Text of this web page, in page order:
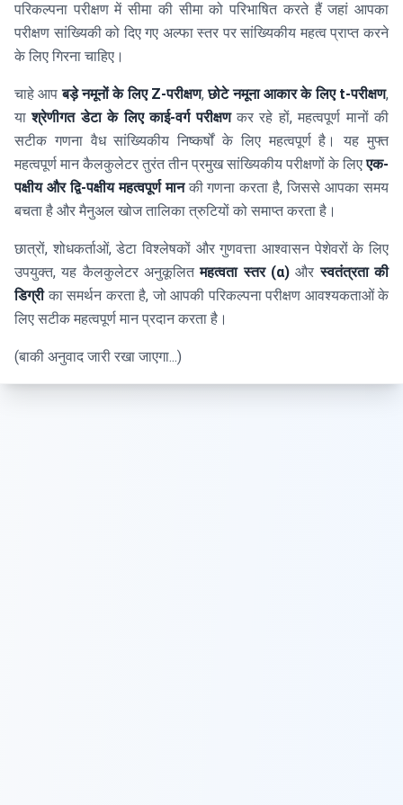
परिकल्पना परीक्षण में सीमा की सीमा को परिभाषित करते हैं जहां आपका
परीक्षण सांख्यिकी को दिए गए अल्फा स्तर पर सांख्यिकीय महत्व प्राप्त करने
के लिए गिरना चाहिए।
चाहे आपबड़े नमूनों के लिए Z-परीक्षण,छोटे नमूना आकार के लिए t-परीक्षण,
याश्रेणीगत डेटा के लिए काई-वर्ग परीक्षणकर रहे हों, महत्वपूर्ण मानों की
सटीक गणना वैध सांख्यिकीय निष्कर्षों के लिए महत्वपूर्ण है। यह मुफ्त
महत्वपूर्ण मान कैलकुलेटर तुरंत तीन प्रमुख सांख्यिकीय परीक्षणों के लिएएक-
पक्षीय और द्वि-पक्षीय महत्वपूर्ण मानकी गणना करता है, जिससे आपका समय
बचता है और मैनुअल खोज तालिका त्रुटियों को समाप्त करता है।
छात्रों, शोधकर्ताओं, डेटा विश्लेषकों और गुणवत्ता आश्वासन पेशेवरों के लिए
उपयुक्त, यह कैलकुलेटर अनुकूलितमहत्वता स्तर (α) औरस्वतंत्रता की
डिग्रीका समर्थन करता है, जो आपकी परिकल्पना परीक्षण आवश्यकताओं के
लिए सटीक महत्वपूर्ण मान प्रदान करता है।
(बाकी अनुवाद जारी रखा जाएगा...)